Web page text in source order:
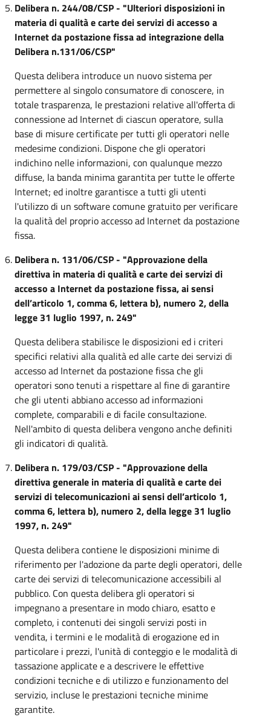
Delibera n. 244/08/CSP - "Ulteriori disposizioni in
materia di qualità e carte dei servizi di accesso a
Internet da postazione fissa ad integrazione della
Delibera n.131/06/CSP"
Questa delibera introduce un nuovo sistema per
permettere al singolo consumatore di conoscere, in
totale trasparenza, le prestazioni relative all'offerta di
connessione ad Internet di ciascun operatore, sulla
base di misure certificate per tutti gli operatori nelle
medesime condizioni. Dispone che gli operatori
indichino nelle informazioni, con qualunque mezzo
diffuse, la banda minima garantita per tutte le offerte
Internet; ed inoltre garantisce a tutti gli utenti
l'utilizzo di un software comune gratuito per verificare
la qualità del proprio accesso ad Internet da postazione
fissa.
Delibera n. 131/06/CSP - "Approvazione della
direttiva in materia di qualità e carte dei servizi di
accesso a Internet da postazione fissa, ai sensi
dell’articolo 1, comma 6, lettera b), numero 2, della
legge 31 luglio 1997, n. 249"
Questa delibera stabilisce le disposizioni ed i criteri
specifici relativi alla qualità ed alle carte dei servizi di
accesso ad Internet da postazione fissa che gli
operatori sono tenuti a rispettare al fine di garantire
che gli utenti abbiano accesso ad informazioni
complete, comparabili e di facile consultazione.
Nell'ambito di questa delibera vengono anche definiti
gli indicatori di qualità.
Delibera n. 179/03/CSP - "Approvazione della
direttiva generale in materia di qualità e carte dei
servizi di telecomunicazioni ai sensi dell’articolo 1,
comma 6, lettera b), numero 2, della legge 31 luglio
1997, n. 249"
Questa delibera contiene le disposizioni minime di
riferimento per l'adozione da parte degli operatori, delle
carte dei servizi di telecomunicazione accessibili al
pubblico. Con questa delibera gli operatori si
impegnano a presentare in modo chiaro, esatto e
completo, i contenuti dei singoli servizi posti in
vendita, i termini e le modalità di erogazione ed in
particolare i prezzi, l'unità di conteggio e le modalità di
tassazione applicate e a descrivere le effettive
condizioni tecniche e di utilizzo e funzionamento del
servizio, incluse le prestazioni tecniche minime
garantite.